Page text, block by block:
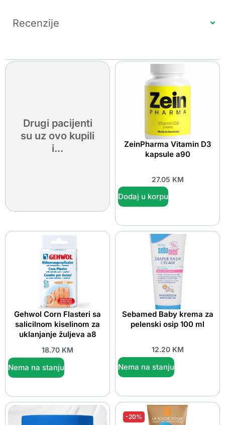
Recenzije
Drugi pacijenti
su uz ovo kupili
i...
ZeinPharma Vitamin D3
kapsule a90
27.05 KM
Dodaj u korpu
Gehwol Corn Flasteri sa
salicilnom kiselinom za
uklanjanje žuljeva a8
18.70 KM
Nema na stanju
Sebamed Baby krema za
pelenski osip 100 ml
12.20 KM
Nema na stanju
-20%